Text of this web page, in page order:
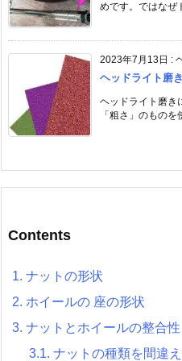
めです。ではなぜ
2023年7月13日 :
ヘッドライト磨
ヘッドライト磨き
「粗さ」のもの
Contents
1. ナットの形状
2. ホイールの 座の形状
3. ナットとホイールの整合性
3.1. ナットの種類を間違